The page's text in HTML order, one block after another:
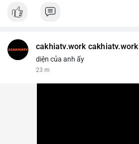
cakhiatv.work cakhiatv.work
diện của anh ấy
23 m